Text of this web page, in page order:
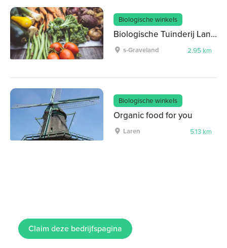
Biologische winkels
Biologische Tuinderij Land en Boschzigt
s-Graveland 2.95 km
Biologische winkels
Organic food for you
Laren 5.13 km
Claim deze bedrijfspagina